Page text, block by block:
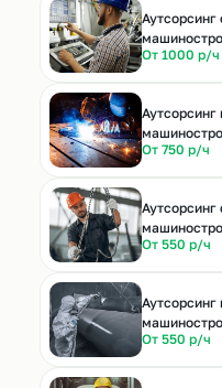
От 1000 р/ч
Аутсорсинг
От 750 р/ч
Аутсорсинг
От 550 р/ч
Аутсорсинг
От 550 р/ч